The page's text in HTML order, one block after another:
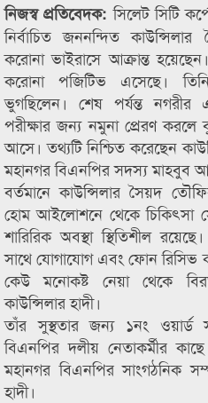
নিজস্ব প্রতিবেদক: সিলেট সিটি
নির্বাচিত জননন্দিত
করোনা ভাইরাসে আক্রান্ত
করোনা পজিটিভ এসেছে।
ভুগছিলেন। শেষ পর্যন্ত
পরীক্ষার জন্য নমুনা প্রেরণ করলে
আসে। তথ্যটি নিশ্চিত করেছেন
মহানগর বিএনপির সদস্য মাহবুব
বর্তমানে কাউন্সিলার সৈয়দ
হোম আইলোশনে থেকে চিকিৎসা
শারিরিক অবস্থা স্থিতিশীল
সাথে যোগাযোগ এবং ফোন রিসিভ
কেউ মনোকষ্ট নেয়া থেকে
কাউন্সিলার হাদী।
তাঁর সুস্থতার জন্য ১নং ওয়ার্ড
বিএনপির দলীয় নেতাকর্মীর
মহানগর বিএনপির সাংগঠনিক
হাদী।